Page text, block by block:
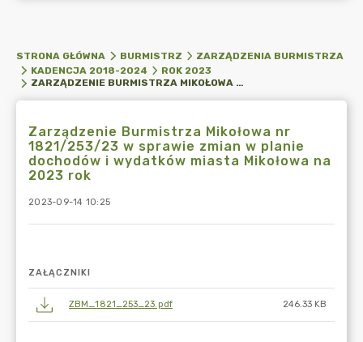
STRONA GŁÓWNA BURMISTRZ
ZARZĄDZENIA BURMISTRZA
KADENCJA 2018-2024
ROK 2023
ZARZĄDZENIE BURMISTRZA MIKOŁOWA NR 1821/253/23 W SPRAWIE ZMIAN W PLANIE DOCHODÓW I WYDATKÓW MIASTA MIKOŁOWA NA 2023 ROK
Zarządzenie Burmistrza Mikołowa nr
1821/253/23 w sprawie zmian w planie
dochodów i wydatków miasta Mikołowa na
2023 rok
2023-09-14 10:25
ZAŁĄCZNIKI
ZBM_1821_253_23.pdf 246.33 KB